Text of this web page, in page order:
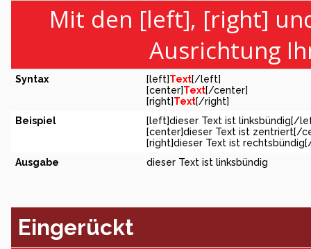
Mit den [left], [right]
Ausrichtung
Syntax [left]Text[/left]
[center]Text[/center]
[right]Text[/right]
Beispiel
[left]dieser Text ist linksbündig[/
[center]dieser Text ist zentriert[/
[right]dieser Text ist
Ausgabe
dieser Text ist linksbündig
Eingerückt